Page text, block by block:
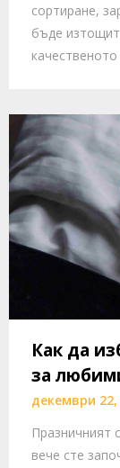
сортиране,
бъде
Как да
за
декември 22,
Празничният
вече сте